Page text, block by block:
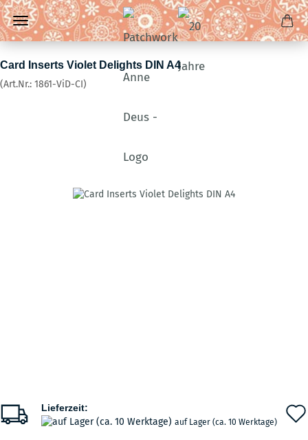
Card Inserts Violet Delights DIN A4
(Art.Nr.: 1861-ViD-CI)
Lieferzeit:
auf Lager (ca. 10 Werktage)